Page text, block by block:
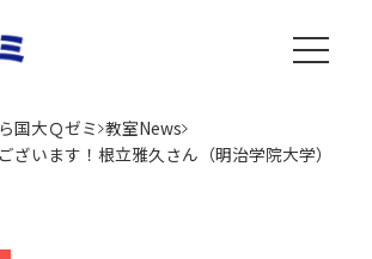
国大Ｑゼミ 教室News
ざいます！根立雅久さん（明治学院大学）